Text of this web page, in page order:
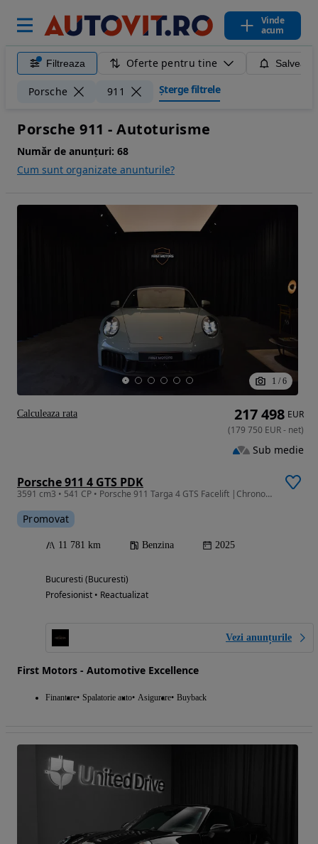
Vinde
acum
Filtreaza Oferte pentru tine
Porsche 911 Șterge filtrele
Porsche 911 - Autoturisme
Număr de anunțuri: 68
Cum sunt organizate anunturile?
1 / 6
Porsche 911 4 GTS PDK
3591 cm3 • 541 CP • Porsche 911 Targa 4 GTS Facelift |Chrono| Matrix|LIFT|NIGHT VISION|ACC
Promovat
11 781 km Benzina 2025
Bucuresti (Bucuresti)
Profesionist • Reactualizat
Vezi anunțurile
First Motors - Automotive Excellence
Finantare Spalatorie auto Asigurare Buyback
217 498 EUR
(179 750 EUR- net)
Sub medie
Calculeaza rata